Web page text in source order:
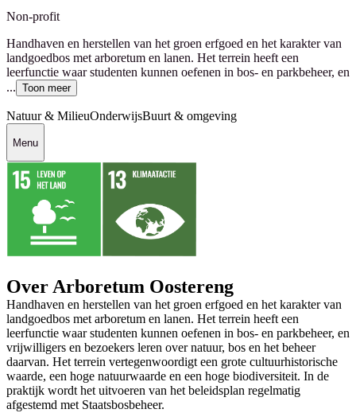
Non-profit
Handhaven en herstellen van het groen erfgoed en het karakter van
landgoedbos met arboretum en lanen. Het terrein heeft een
leerfunctie waar studenten kunnen oefenen in bos- en parkbeheer, en
... Toon meer
Natuur & MilieuOnderwijsBuurt & omgeving
Menu
Over Arboretum Oostereng
Handhaven en herstellen van het groen erfgoed en het karakter van
landgoedbos met arboretum en lanen. Het terrein heeft een
leerfunctie waar studenten kunnen oefenen in bos- en parkbeheer, en
vrijwilligers en bezoekers leren over natuur, bos en het beheer
daarvan. Het terrein vertegenwoordigt een grote cultuurhistorische
waarde, een hoge natuurwaarde en een hoge biodiversiteit. In de
praktijk wordt het uitvoeren van het beleidsplan regelmatig
afgestemd met Staatsbosbeheer.